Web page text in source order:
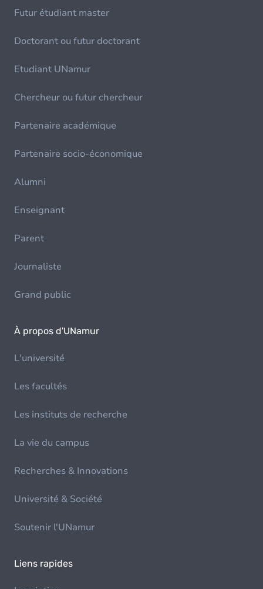
Futur étudiant master
Doctorant ou futur doctorant
Etudiant UNamur
Chercheur ou futur chercheur
Partenaire académique
Partenaire socio-économique
Alumni
Enseignant
Parent
Journaliste
Grand public
À propos d'UNamur
L'université
Les facultés
Les instituts de recherche
La vie du campus
Recherches & Innovations
Université & Société
Soutenir l'UNamur
Liens rapides